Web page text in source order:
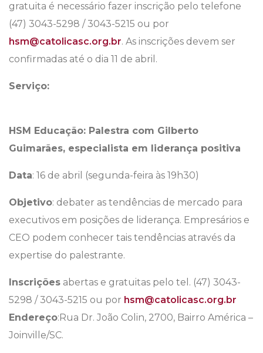
gratuita é necessário fazer inscrição pelo telefone
(47) 3043-5298 / 3043-5215 ou por
hsm@catolicasc.org.br. As inscrições devem ser
confirmadas até o dia 11 de abril.
Serviço:
HSM Educação: Palestra com Gilberto
Guimarães, especialista em liderança positiva
Data: 16 de abril (segunda-feira às 19h30)
Objetivo: debater as tendências de mercado para
executivos em posições de liderança. Empresários e
CEO podem conhecer tais tendências através da
expertise do palestrante.
Inscrições abertas e gratuitas pelo tel. (47) 3043-
5298 / 3043-5215 ou por hsm@catolicasc.org.br
Endereço: Rua Dr. João Colin, 2700, Bairro América –
Joinville/SC.